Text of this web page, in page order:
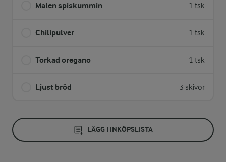
Malen spiskummin 1 tsk
Chilipulver 1 tsk
Torkad oregano 1 tsk
Ljust bröd 3 skivor
LÄGG I INKÖPSLISTA